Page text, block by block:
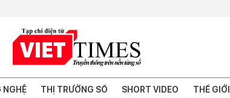
NGHỆ THỊ TRƯỜNG SỐ SHORT VIDEO THẾ GIỚI